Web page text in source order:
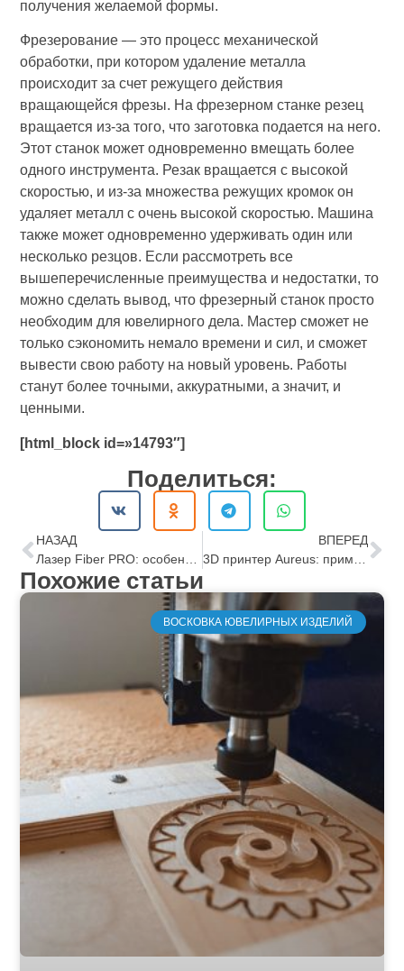
получения желаемой формы.
Фрезерование — это процесс механической
обработки, при котором удаление металла
происходит за счет режущего действия
вращающейся фрезы. На фрезерном станке резец
вращается из-за того, что заготовка подается на него.
Этот станок может одновременно вмещать более
одного инструмента. Резак вращается с высокой
скоростью, и из-за множества режущих кромок он
удаляет металл с очень высокой скоростью. Машина
также может одновременно удерживать один или
несколько резцов. Если рассмотреть все
вышеперечисленные преимущества и недостатки, то
можно сделать вывод, что фрезерный станок просто
необходим для ювелирного дела. Мастер сможет не
только сэкономить немало времени и сил, и сможет
вывести свою работу на новый уровень. Работы
станут более точными, аккуратными, а значит, и
ценными.
[html_block id=»14793″]
Поделиться:
НАЗАД
ВПЕРЕД
Похожие статьи
ВОСКОВКА ЮВЕЛИРНЫХ ИЗДЕЛИЙ